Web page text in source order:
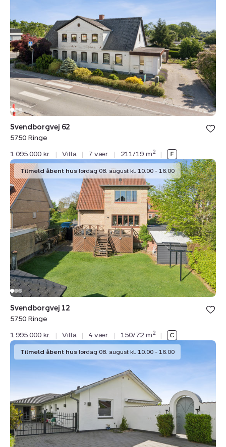
5750
Ringe
Svendborgvej 62
5750 Ringe
1.095.000 kr.
| Villa | 7 vær. | 211/19 m2 |
Villa:
Svendborgvej
12,
5750
Ringe
Tilmeld åbent hus lørdag 08. august kl. 10.00 - 16.00
Svendborgvej 12
5750 Ringe
1.995.000 kr.
| Villa | 4 vær. | 150/72 m2 |
Villa:
Ribesvej
Ringe
Tilmeld åbent hus lørdag 08. august kl. 10.00 - 16.00